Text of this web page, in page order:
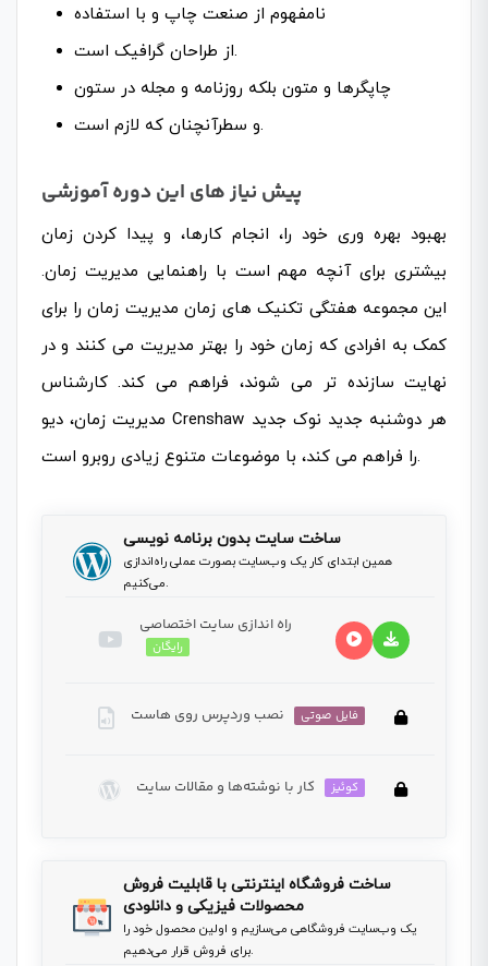
نامفهوم از صنعت چاپ و با استفاده
از طراحان گرافیک است.
چاپگرها و متون بلکه روزنامه و مجله در ستون
و سطرآنچنان که لازم است.
پیش نیاز های این دوره آموزشی
بهبود بهره وری خود را، انجام کارها، و پیدا کردن زمان
بیشتری برای آنچه مهم است با راهنمایی مدیریت زمان.
این مجموعه هفتگی تکنیک های زمان مدیریت زمان را برای
کمک به افرادی که زمان خود را بهتر مدیریت می کنند و در
نهایت سازنده تر می شوند، فراهم می کند. کارشناس
مدیریت زمان، دیو Crenshaw هر دوشنبه جدید نوک جدید
را فراهم می کند، با موضوعات متنوع زیادی روبرو است.
ساخت سایت بدون برنامه نویسی
همین ابتدای کار یک وب‌سایت بصورت عملی راه‌اندازی
می‌کنیم.
راه اندازی سایت اختصاصی
رایگان
Video
فایل صوتی
This lesson is private, for full access to all lessons
کوئیز
you need to buy this course.
ساخت فروشگاه اینترنتی با قابلیت فروش
محصولات فیزیکی و دانلودی
یک وب‌سایت فروشگاهی می‌سازیم و اولین محصول خود را
برای فروش قرار می‌دهیم.